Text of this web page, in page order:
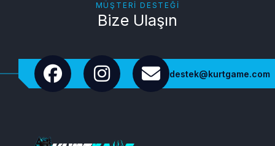
MÜŞTERI DESTEĞI
Bize Ulaşın
destek@kurtgame.com